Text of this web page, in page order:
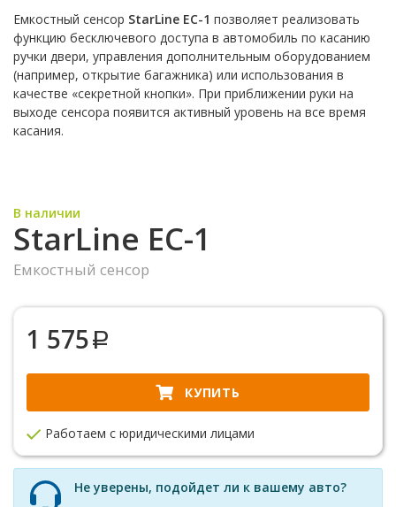
Емкостный сенсор StarLine ЕС-1 позволяет реализовать
функцию бесключевого доступа в автомобиль по касанию
ручки двери, управления дополнительным оборудованием
(например, открытие багажника) или использования в
качестве «секретной кнопки». При приближении руки на
выходе сенсора появится активный уровень на все время
касания.
В наличии
StarLine EC-1
Емкостный сенсор
1 575
КУПИТЬ
Работаем с юридическими лицами
Не уверены, подойдет ли к вашему авто?